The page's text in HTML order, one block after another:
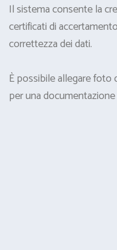
Il sistema consente la
certificati di
correttezza dei dati.
È possibile allegare
per una